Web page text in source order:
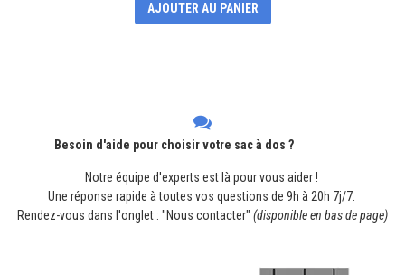
AJOUTER AU PANIER
Besoin d'aide pour choisir votre sac à dos ?
Notre équipe d'experts est là pour vous aider !
Une réponse rapide à toutes vos questions de 9h à 20h 7j/7.
Rendez-vous dans l'onglet : "Nous contacter" (disponible en bas de page)